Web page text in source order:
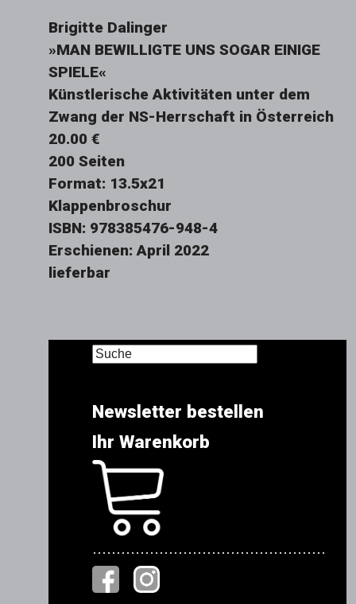
Brigitte Dalinger
»MAN BEWILLIGTE UNS SOGAR EINIGE
SPIELE«
Künstlerische Aktivitäten unter dem
Zwang der NS-Herrschaft in Österreich
20.00 €
200 Seiten
Format: 13.5x21
Klappenbroschur
ISBN: 978385476-948-4
Erschienen: April 2022
lieferbar
Newsletter bestellen
Ihr Warenkorb
.................................................